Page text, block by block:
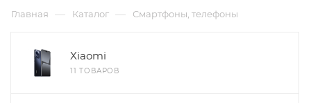
Главная — Каталог — Смартфоны, телефоны
Xiaomi
11 ТОВАРОВ